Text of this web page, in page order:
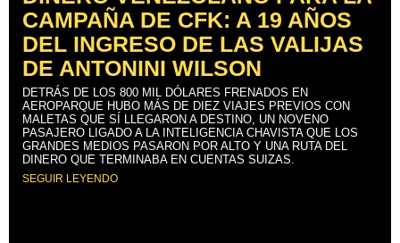
CAMPAÑA DE CFK: A 19 AÑOS
DEL INGRESO DE LAS VALIJAS
DE ANTONINI WILSON
DETRÁS DE LOS 800 MIL DÓLARES FRENADOS EN
AEROPARQUE HUBO MÁS DE DIEZ VIAJES PREVIOS CON
MALETAS QUE SÍ LLEGARON A DESTINO, UN NOVENO
PASAJERO LIGADO A LA INTELIGENCIA CHAVISTA QUE LOS
GRANDES MEDIOS PASARON POR ALTO Y UNA RUTA DEL
DINERO QUE TERMINABA EN CUENTAS SUIZAS.
SEGUIR LEYENDO